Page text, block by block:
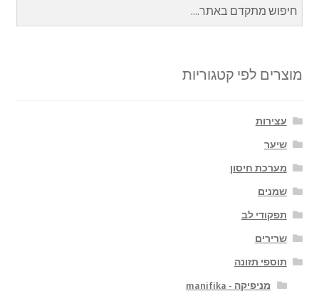
מוצרים לפי קטגוריות
עצירות
שיער
מערכת חיסון
שמנים
תפקודי לב
שרירים
תוספי תזונה
מניפיקה - manifika